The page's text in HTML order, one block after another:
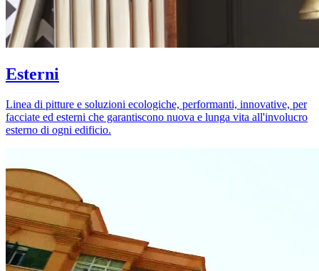
Esterni
Linea di pitture e soluzioni ecologiche, performanti, innovative, per
facciate ed esterni che garantiscono nuova e lunga vita all'involucro
esterno di ogni edificio.